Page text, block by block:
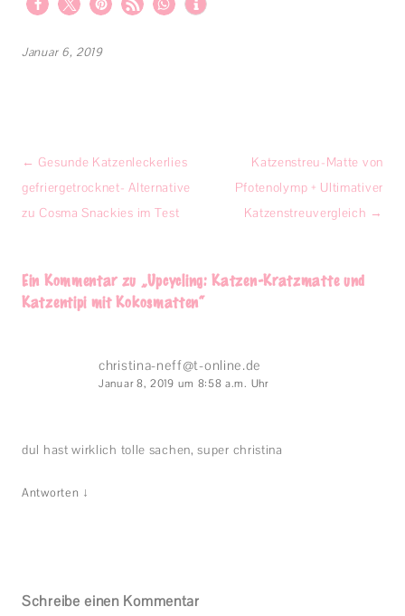
Januar 6, 2019
Beitragsnavigation
← Gesunde Katzenleckerlies
gefriergetrocknet- Alternative
zu Cosma Snackies im Test
Katzenstreu-Matte von
Pfotenolymp + Ultimativer
Katzenstreuvergleich →
Ein Kommentar zu „Upcycling: Katzen-Kratzmatte und
Katzentipi mit Kokosmatten“
christina-neff@t-online.de
Januar 8, 2019 um 8:58 a.m. Uhr
dul hast wirklich tolle sachen, super christina
Antworten ↓
Schreibe einen Kommentar